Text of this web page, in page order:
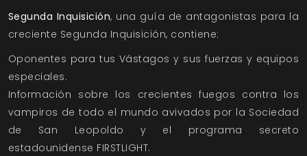
Segunda Inquisición, una guía de antagonistas para la
creciente Segunda Inquisición, contiene:
Oponentes para tus Vástagos y sus fuerzas y equipos
especiales.
Información sobre los crecientes fuegos contra los
vampiros de todo el mundo avivados por la Sociedad
de San Leopoldo y el programa secreto
estadounidense FIRSTLIGHT.